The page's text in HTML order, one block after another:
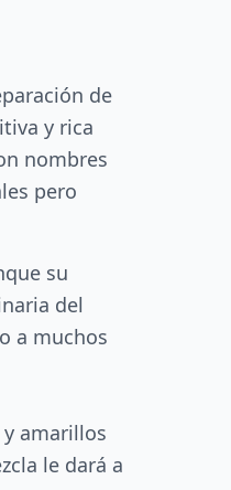
de
y rica
nombres
pero
su
del
a muchos
amarillos
le dará a